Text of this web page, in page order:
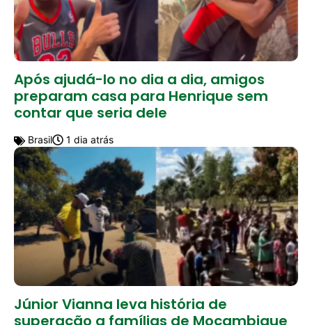
Após ajudá-lo no dia a dia, amigos
preparam casa para Henrique sem
contar que seria dele
Brasil 1 dia atrás
Júnior Vianna leva história de
superação a famílias de Moçambique